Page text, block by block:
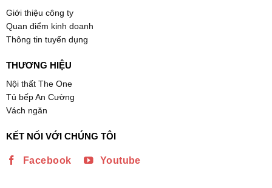
Giới thiệu công ty
Quan điểm kinh doanh
Thông tin tuyển dụng
THƯƠNG HIỆU
Nội thất The One
Tủ bếp An Cường
Vách ngăn
KẾT NỐI VỚI CHÚNG TÔI
Facebook Youtube